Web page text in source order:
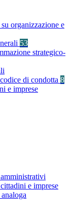
organizzazione e
53
strategico-
di condotta 8
e imprese
e imprese